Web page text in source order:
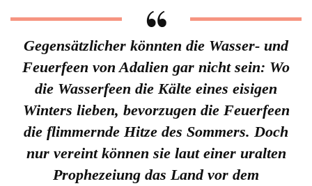
Gegensätzlicher könnten die Wasser- und
Feuerfeen von Adalien gar nicht sein: Wo
die Wasserfeen die Kälte eines eisigen
Winters lieben, bevorzugen die Feuerfeen
die flimmernde Hitze des Sommers. Doch
nur vereint können sie laut einer uralten
Prophezeiung das Land vor dem